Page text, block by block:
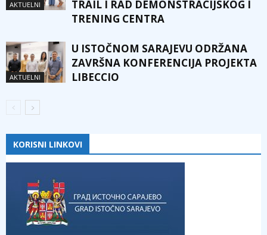
AKTUELNI
TRAIL I RAD DEMONSTRACIJSKOG I
TRENING CENTRA
AKTUELNI
U ISTOČNOM SARAJEVU ODRŽANA
ZAVRŠNA KONFERENCIJA PROJEKTA
LIBECCIO
KORISNI LINKOVI